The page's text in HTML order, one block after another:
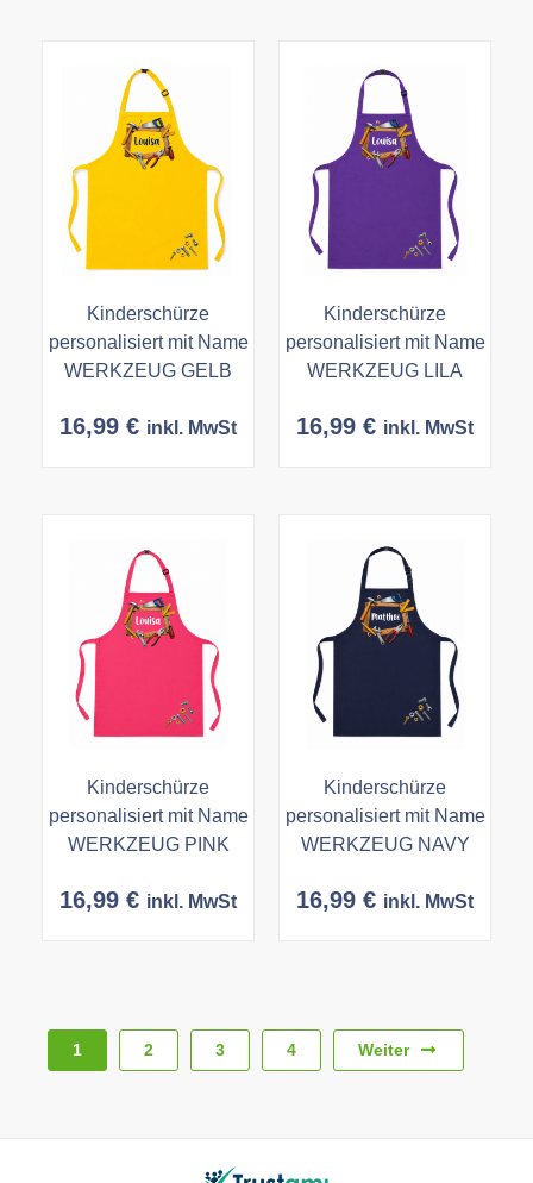
Kinderschürze
personalisiert mit Name
WERKZEUG GELB
16,99 € inkl. MwSt
Kinderschürze
personalisiert mit Name
WERKZEUG LILA
16,99 € inkl. MwSt
Kinderschürze
personalisiert mit Name
WERKZEUG PINK
16,99 € inkl. MwSt
Kinderschürze
personalisiert mit Name
WERKZEUG NAVY
16,99 € inkl. MwSt
1 2 3 4 Weiter